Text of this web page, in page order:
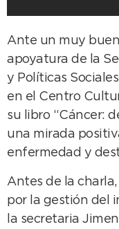
Ante un muy
apoyatura de la
y Políticas
en el Centro
su libro “Cáncer:
una mirada
enfermedad y
Antes de la
por la gestión del
la secretaria